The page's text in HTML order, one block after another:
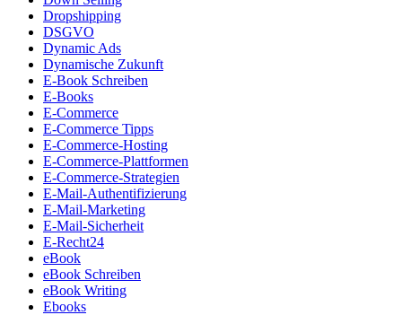
Dropshipping
DSGVO
Dynamic Ads
Dynamische Zukunft
E-Book Schreiben
E-Books
E-Commerce
E-Commerce Tipps
E-Commerce-Hosting
E-Commerce-Plattformen
E-Commerce-Strategien
E-Mail-Authentifizierung
E-Mail-Marketing
E-Mail-Sicherheit
E-Recht24
eBook
eBook Schreiben
eBook Writing
Ebooks